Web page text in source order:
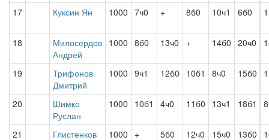
17 Куксин Ян 1000 7ч0 + 8б0 10ч1 6б0
18
Милосердов
Андрей
1000 8б0 13ч0 + 14б0 20ч0
19
Трифонов
Дмитрий
1000 9ч1 12б0 10б1 8ч0 15б0
20
Шимко
Руслан
1000 10б1 4ч0 11б0 13ч1 18б1
21
Глистенков
1000 + 5б0 12ч0 15ч0 13б0